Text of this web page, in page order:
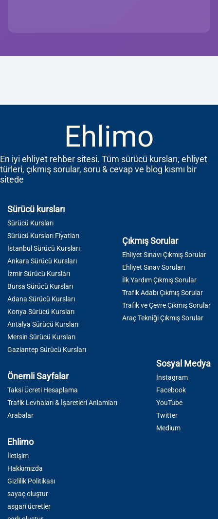
Ehlimo
En iyi ehliyet rehber sitesi. Tüm sürücü kursları, ehliyet
türleri, çıkmış sorular, soru & cevap ve blog kısmı bir
sitede
Sürücü kursları
Sürücü Kursları
Sürücü Kursları Fiyatları
İstanbul Sürücü Kursları
Ankara Sürücü Kursları
İzmir Sürücü Kursları
Bursa Sürücü Kursları
Adana Sürücü Kursları
Konya Sürücü Kursları
Antalya Sürücü Kursları
Mersin Sürücü Kursları
Gaziantep Sürücü Kursları
Çıkmış Sorular
Ehliyet Sınavı Çıkmış Sorular
Ehliyet Sınav Soruları
İlk Yardım Çıkmış Sorular
Trafik Adabı Çıkmış Sorular
Trafik ve Çevre Çıkmış Sorular
Araç Tekniği Çıkmış Sorular
Önemli Sayfalar
Taksi Ücreti Hesaplama
Trafik Levhaları & İşaretleri Anlamları
Arabalar
Sosyal Medya
İnstagram
Facebook
YouTube
Twitter
Medium
Ehlimo
İletişim
Hakkımızda
Gizlilik Politikası
sayaç oluştur
asgari ücretler